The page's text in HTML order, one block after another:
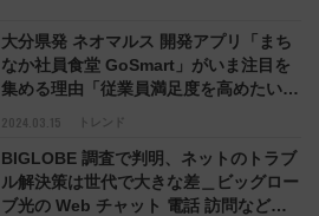
2024.03.15 トレンド
大分県発 ネオマルス 開発アプリ「まち
なか社員食堂 GoSmart」がいま注目を
集める理由「従業員満足度を高めたいが
BIGLOBE 調査で判明、ネットのトラブ
ル解決策は世代で大きな差＿ビッグロー
ブ光の Web チャット 電話 訪問など多